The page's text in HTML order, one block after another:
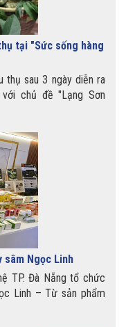
Thành
tại "Sức sống hàng
thụ sau 3 ngày diễn ra
chủ đề "Lạng Sơn
Ngọc Linh
TP. Đà Nẵng tổ chức
Linh – Từ sản phẩm